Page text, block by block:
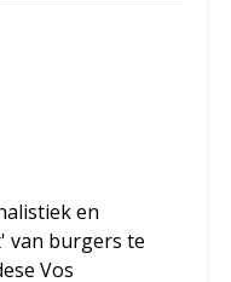
en
van burgers te
Vos